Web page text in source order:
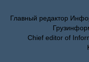
Главный редактор
Chief editor of